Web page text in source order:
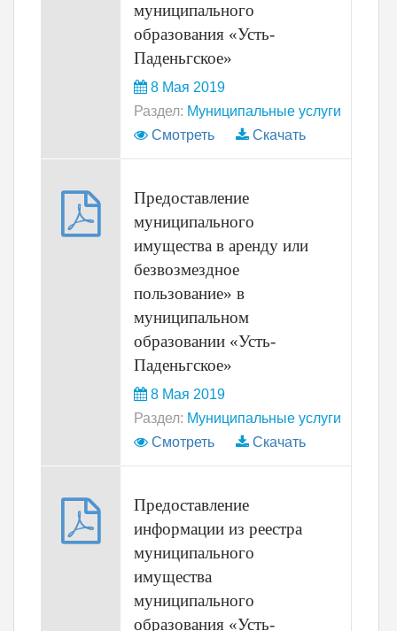
муниципального
образования «Усть-
Паденьгское»
8 Мая 2019
Раздел: Муниципальные услуги
Смотреть
Скачать
Предоставление
муниципального
имущества в аренду или
безвозмездное
пользование» в
муниципальном
образовании «Усть-
Паденьгское»
8 Мая 2019
Раздел: Муниципальные услуги
Смотреть
Скачать
Предоставление
информации из реестра
муниципального
имущества
муниципального
образования «Усть-